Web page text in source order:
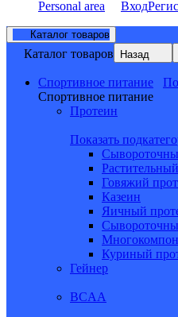
Personal area Вход
Каталог товаров
Каталог товаров Назад
Спортивное питание
Спортивное питание
Протеин
Показать
Говяжий
Казеин
Яичный
Куриный
Гейнер
BCAA